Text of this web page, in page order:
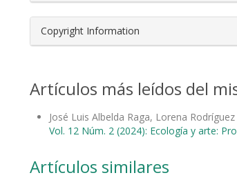
Copyright Information
Artículos más leídos del
José Luis Albelda Raga, Lorena
Vol. 12 Núm. 2 (2024): Ecología y arte:
Artículos similares